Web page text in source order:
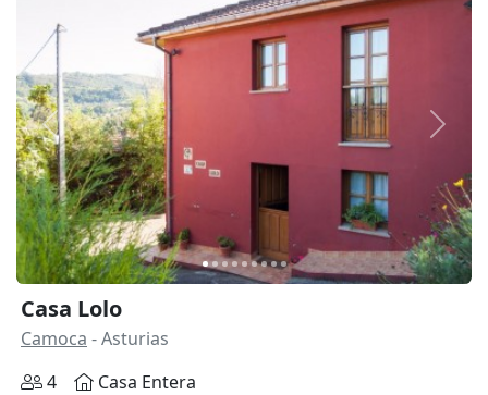
Anterior
Casa Lolo
Camoca - Asturias
4
Casa Entera